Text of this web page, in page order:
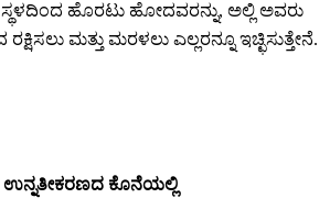
ಹೊರಟು ಹೋದವರನ್ನು, ಅಲ್ಲಿ ಅವರು
ಮತ್ತು ಮರಳಲು ಎಲ್ಲರನ್ನೂ ಇಚ್ಛಿಸುತ್ತೇನೆ.
ಉನ್ನತೀಕರಣದ ಕೊನೆಯಲ್ಲಿ